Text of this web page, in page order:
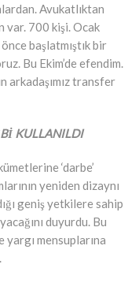
Avukatlıktan
var. 700 kişi. Ocak
başlatmıştık bir
Bu Ekim’de efendim.
arkadaşımız transfer
KULLANILDI
‘darbe’
yeniden dizaynı
geniş yetkilere sahip
duyurdu. Bu
yargı mensuplarına